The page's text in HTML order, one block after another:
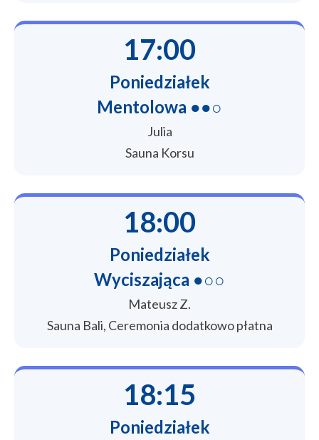
17:00
Poniedziałek
Mentolowa ●●○
Julia
Sauna Korsu
18:00
Poniedziałek
Wyciszająca ●○○
Mateusz Z.
Sauna Bali, Ceremonia dodatkowo płatna
18:15
Poniedziałek